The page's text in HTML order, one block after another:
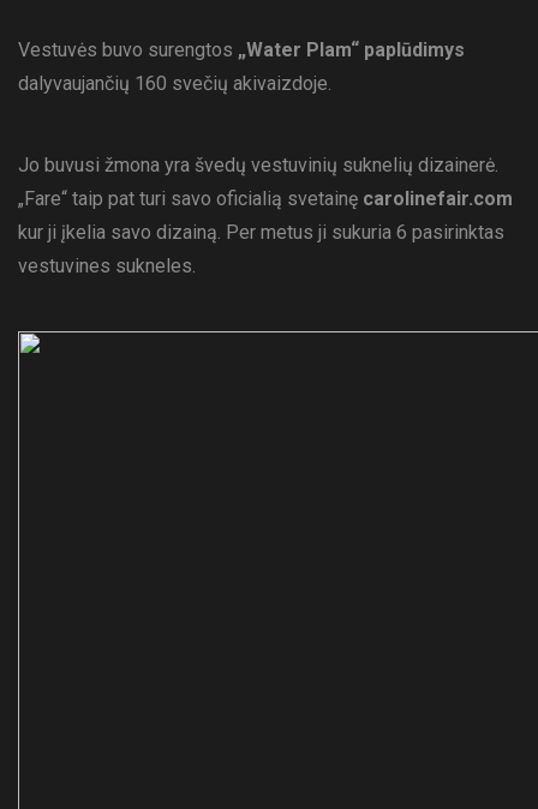
Vestuvės buvo surengtos „Water Plam“ paplūdimys
dalyvaujančių 160 svečių akivaizdoje.
Jo buvusi žmona yra švedų vestuvinių suknelių dizainerė.
„Fare“ taip pat turi savo oficialią svetainę carolinefair.com
kur ji įkelia savo dizainą. Per metus ji sukuria 6 pasirinktas
vestuvines sukneles.